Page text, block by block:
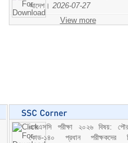
আদেশ। 2026-07-27
View more
এসএসসি পরীক্ষা ২০২৬ বিষয়:
কোড-১৪০ প্রধান পরীক্ষকদের